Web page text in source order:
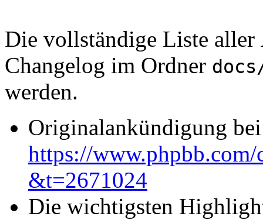
Die vollständige Liste
Changelog im Ordner
werden.
Originalankündigung
https://
&t=2671024
Die wichtigsten